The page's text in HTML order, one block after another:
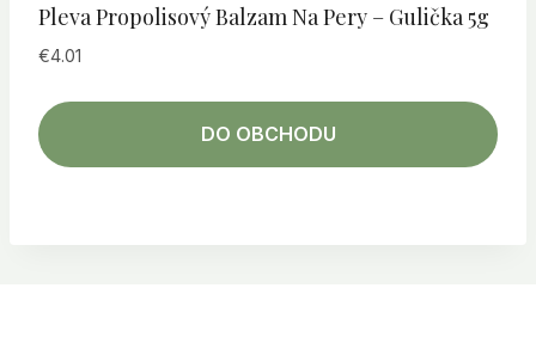
Pleva Propolisový Balzam Na Pery – Gulička 5g
€4.01
DO OBCHODU